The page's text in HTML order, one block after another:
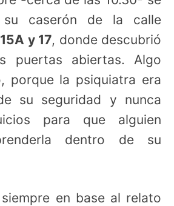
su caserón de la calle
y 17, donde descubrió
puertas abiertas. Algo
porque la psiquiatra era
su seguridad y nunca
para que alguien
dentro de su
en base al relato